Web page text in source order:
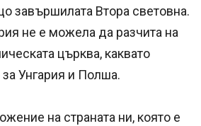
завършилата Втора световна.
не е можела да разчита на
църква, каквато
Унгария и Полша.
на страната ни, която е